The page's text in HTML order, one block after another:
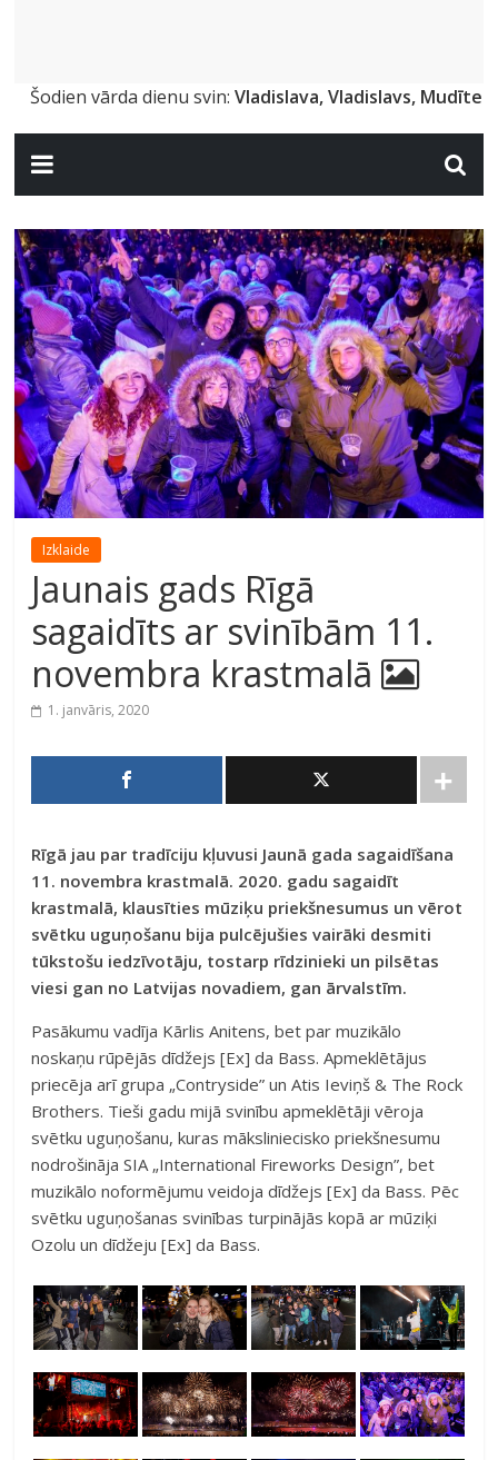
Šodien vārda dienu svin:Vladislava, Vladislavs, Mudīte
Izklaide
Jaunais gads Rīgā
sagaidīts ar svinībām 11.
novembra krastmalā
1. janvāris, 2020
Rīgā jau par tradīciju kļuvusi Jaunā gada sagaidīšana
11. novembra krastmalā. 2020. gadu sagaidīt
krastmalā, klausīties mūziķu priekšnesumus un vērot
svētku uguņošanu bija pulcējušies vairāki desmiti
tūkstošu iedzīvotāju, tostarp rīdzinieki un pilsētas
viesi gan no Latvijas novadiem, gan ārvalstīm.
Pasākumu vadīja Kārlis Anitens, bet par muzikālo
noskaņu rūpējās dīdžejs [Ex] da Bass. Apmeklētājus
priecēja arī grupa „Contryside” un Atis Ieviņš & The Rock
Brothers. Tieši gadu mijā svinību apmeklētāji vēroja
svētku uguņošanu, kuras māksliniecisko priekšnesumu
nodrošināja SIA „International Fireworks Design”, bet
muzikālo noformējumu veidoja dīdžejs [Ex] da Bass. Pēc
svētku uguņošanas svinības turpinājās kopā ar mūziķi
Ozolu un dīdžeju [Ex] da Bass.